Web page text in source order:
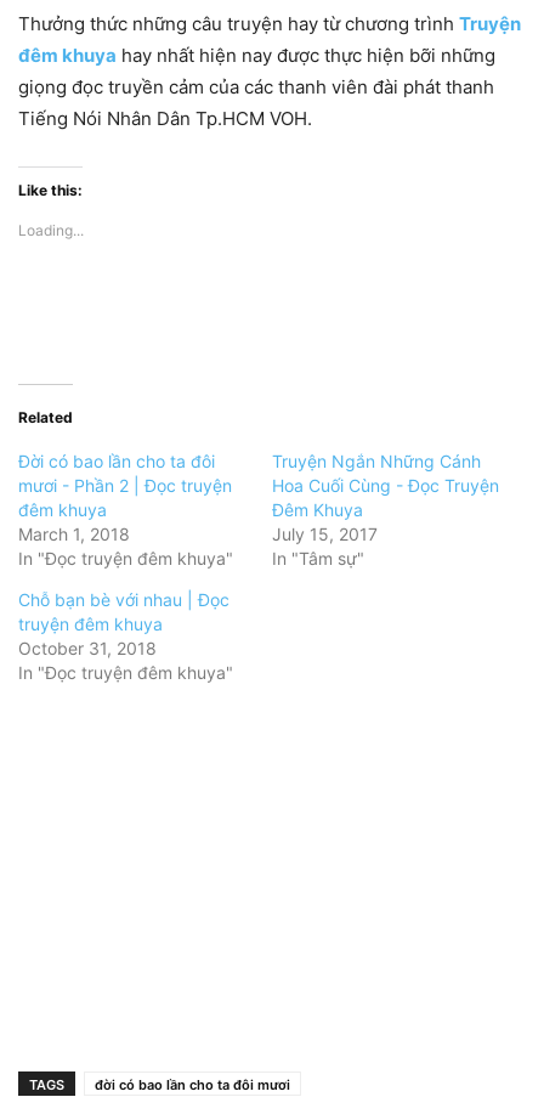
Thưởng thức những câu truyện hay từ chương trình Truyện
đêm khuya hay nhất hiện nay được thực hiện bỡi những
giọng đọc truyền cảm của các thanh viên đài phát thanh
Tiếng Nói Nhân Dân Tp.HCM VOH.
Like this:
Loading...
Related
Đời có bao lần cho ta đôi
mươi - Phần 2 | Đọc truyện
đêm khuya
March 1, 2018
In "Đọc truyện đêm khuya"
Truyện Ngắn Những Cánh
Hoa Cuối Cùng - Đọc Truyện
Đêm Khuya
July 15, 2017
In "Tâm sự"
Chỗ bạn bè với nhau | Đọc
truyện đêm khuya
October 31, 2018
In "Đọc truyện đêm khuya"
TAGS đời có bao lần cho ta đôi mươi